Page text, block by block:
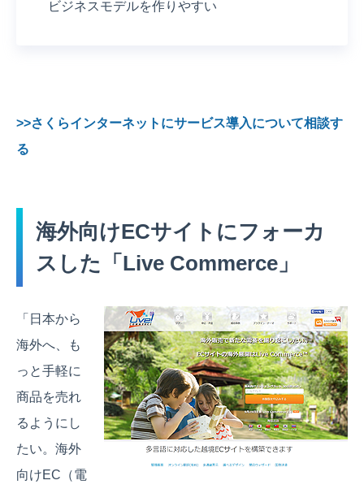
ビジネスモデルを作りやすい
>>さくらインターネットにサービス導入について相談す
る
海外向けECサイトにフォーカ
スした「Live Commerce」
「日本から
海外へ、も
っと手軽に
商品を売れ
るようにし
たい。海外
向けEC（電